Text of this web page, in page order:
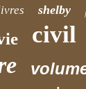
shelby
civil